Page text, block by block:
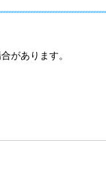
があります。